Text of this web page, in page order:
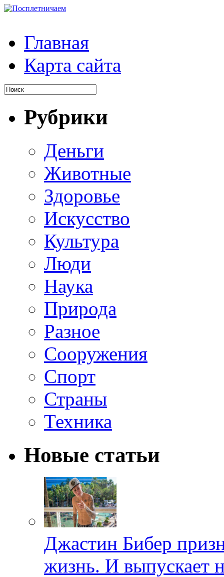
Главная
Карта сайта
Рубрики
Деньги
Животные
Здоровье
Искусство
Культура
Люди
Наука
Природа
Разное
Сооружения
Спорт
Страны
Техника
Новые статьи
Джастин Бибер
жизнь. И выпускает